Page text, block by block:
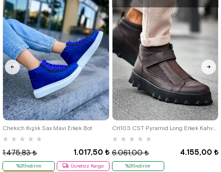
Chekich Kışlık Sax Mavi Erkek Bot
★ ★ ★ ★ ★
1.017,50 ₺
1.475,83 ₺
%31İndirim
Ücretsiz Kargo
46
CH103 CST Pyramid Long Erkek Kahve Bot
★ ★ ★ ★ ★
4.155,00 ₺
6.061,00 ₺
%31İndirim